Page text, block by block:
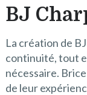
BJ
La création de
continuité, tout
nécessaire.
de leur